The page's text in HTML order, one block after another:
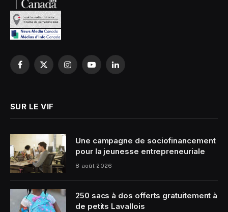
Facebook
X
InstagramYouTubeLinkedIn
SUR LE VIF
Une campagne de sociofinancement
pour la jeunesse entrepreneuriale
8 août 2026
250 sacs à dos offerts gratuitement à
de petits Lavallois